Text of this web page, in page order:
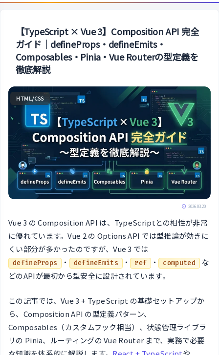
【TypeScript × Vue 3】Composition API 完全
ガイド｜defineProps・defineEmits・
Composables・Pinia・Vue Routerの型定義を
徹底解説
HTML/CSS
2026.03.20
Vue 3 の Composition API は、TypeScriptとの相性が非常
に優れています。Vue 2 の Options API では型推論が効きに
くい部分が多かったのですが、Vue 3 では
defineProps ・ defineEmits ・ ref ・ computed
な
どのAPIが最初から型安全に設計されています。
この記事では、Vue 3 + TypeScript の基礎セットアップか
ら、Composition API の型定義パターン、
Composables（カスタムフック相当）、状態管理ライブラ
リの Pinia、ルーティングの Vue Router まで、実務で必要